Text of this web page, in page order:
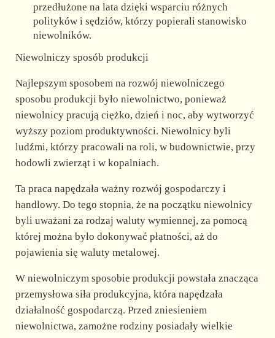
przedłużone na lata dzięki wsparciu różnych
polityków i sędziów, którzy popierali stanowisko
niewolników.
Niewolniczy sposób produkcji
Najlepszym sposobem na rozwój niewolniczego
sposobu produkcji było niewolnictwo, ponieważ
niewolnicy pracują ciężko, dzień i noc, aby wytworzyć
wyższy poziom produktywności. Niewolnicy byli
ludźmi, którzy pracowali na roli, w budownictwie, przy
hodowli zwierząt i w kopalniach.
Ta praca napędzała ważny rozwój gospodarczy i
handlowy. Do tego stopnia, że na początku niewolnicy
byli uważani za rodzaj waluty wymiennej, za pomocą
której można było dokonywać płatności, aż do
pojawienia się waluty metalowej.
W niewolniczym sposobie produkcji powstała znacząca
przemysłowa siła produkcyjna, która napędzała
działalność gospodarczą. Przed zniesieniem
niewolnictwa, zamożne rodziny posiadały wielkie